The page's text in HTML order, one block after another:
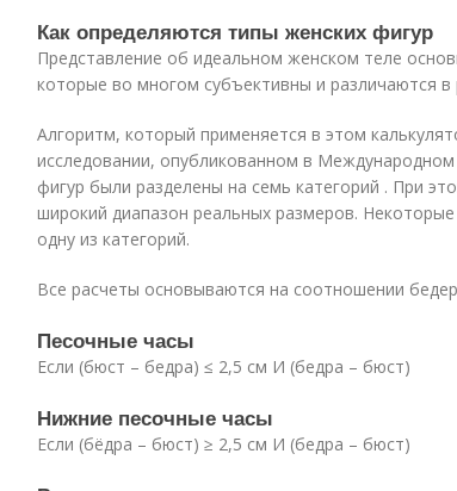
Как определяются типы женских фигур
Представление об идеальном женском теле
которые во многом субъективны и различаются в
Алгоритм, который применяется в этом
исследовании, опубликованном в
фигур были разделены на семь категорий . При
широкий диапазон реальных размеров.
одну из категорий.
Все расчеты основываются на соотношении
Песочные часы
Если (бюст – бедра) ≤ 2,5 см И (бедра – бюст)
Нижние песочные часы
Если (бёдра – бюст) ≥ 2,5 см И (бедра – бюст)